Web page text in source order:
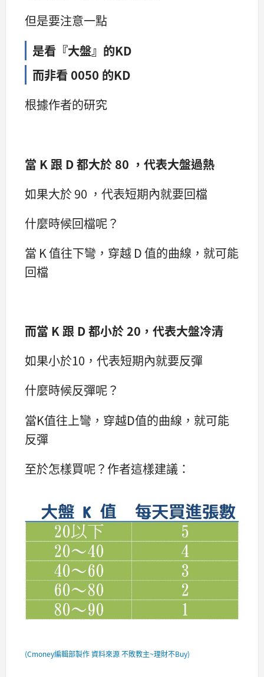
但是要注意一點
是看『大盤』的KD
而非看 0050 的KD
根據作者的研究
當 K 跟 D 都大於 80 ，代表大盤過熱
如果大於 90 ，代表短期內就要回檔
什麼時候回檔呢？
當 K 值往下彎，穿越 D 值的曲線，就可能
回檔
而當 K 跟 D 都小於 20，代表大盤冷清
如果小於10，代表短期內就要反彈
什麼時候反彈呢？
當K值往上彎，穿越D值的曲線，就可能
反彈
至於怎樣買呢？作者這樣建議：
(Cmoney編輯部製作 資料來源 不敗教主~理財不Buy)